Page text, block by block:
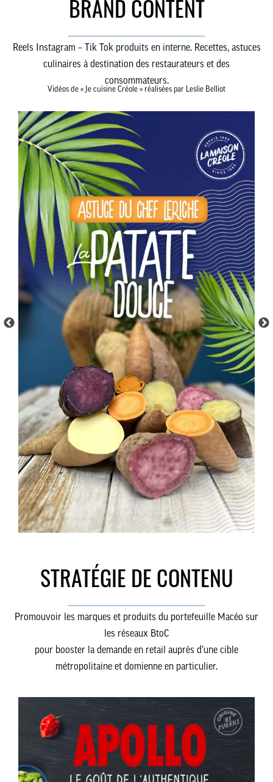
CINÉMA
AGENCE
J’ACCEPTE LES CONDITIONS
D’UTILISATION
JE M’ABONNE
contact@lesaliens.com
Éric Pastol –
01 49 65 10 30
18, rue de Saisset – 92120 Montrouge
BRAND CONTENT
Reels Instagram – Tik Tok produits en interne. Recettes, astuces
culinaires à destination des restaurateurs et des
consommateurs.
Vidéos de « Je cuisine Créole » réalisées par Leslie Belliot
STRATÉGIE DE CONTENU
Promouvoir les marques et produits du portefeuille Macéo sur
les réseaux BtoC
pour booster la demande en retail auprès d’une cible
métropolitaine et domienne en particulier.